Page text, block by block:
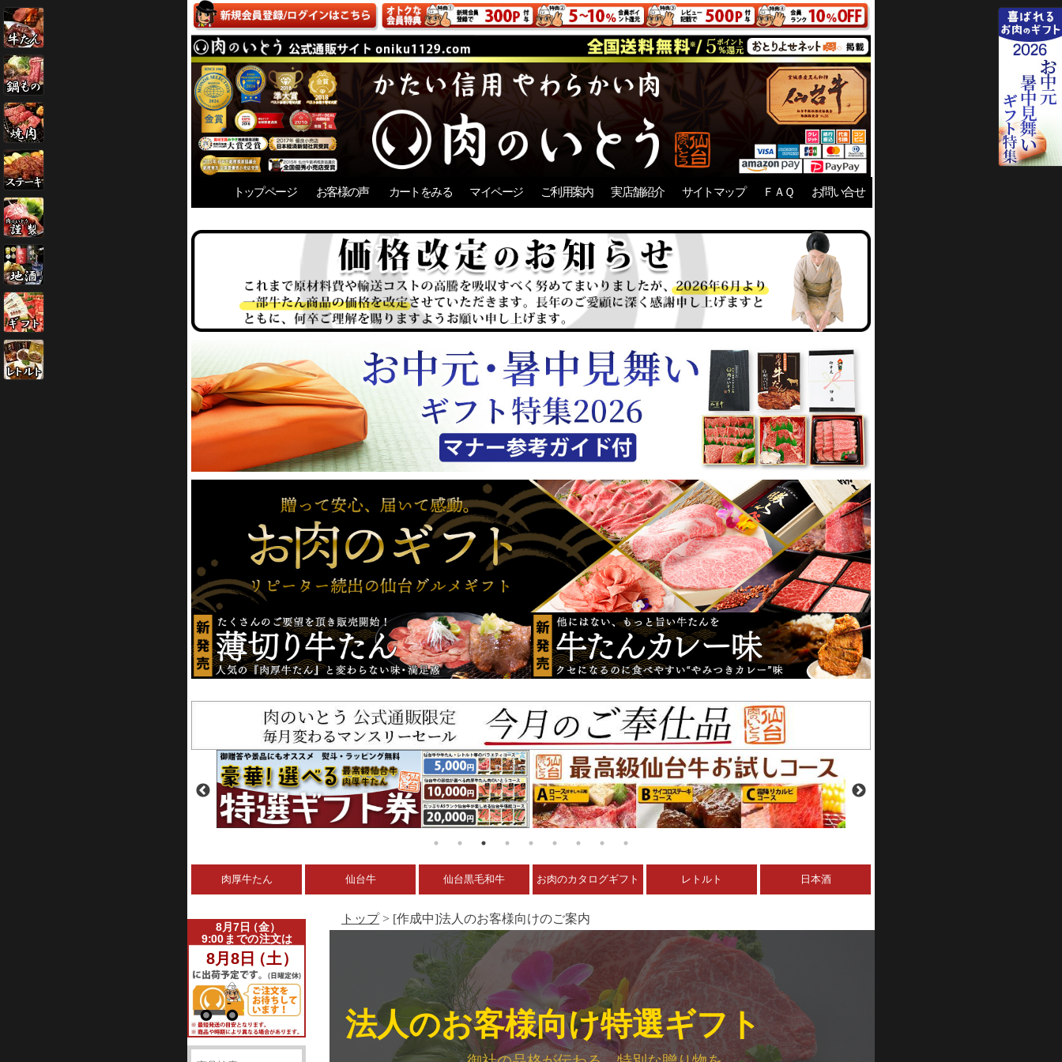
トップページ お客様の声 カートをみる マイページ ご利用案内 実店舗紹介 サイトマップ ＦＡＱ お問い合せ
肉厚牛たん 仙台牛 仙台黒毛和牛 お肉のカタログギフト レトルト 日本酒
トップ> [作成中]法人のお客様向けのご案内
法人のお客様向け特選ギフト